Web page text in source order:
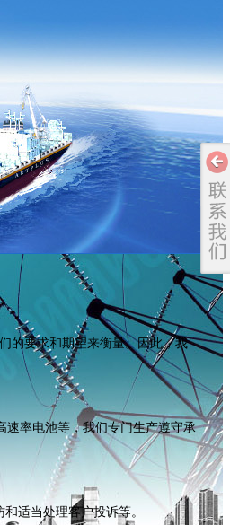
的要求和期望来衡量。因此，我
速率电池等，我们专门生产遵守承
适当处理客户投诉等。